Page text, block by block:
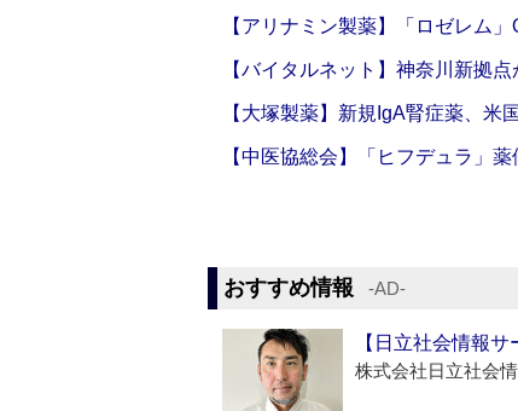
【アリナミン製薬】「ロゼレム
【バイタルネット】神奈川新拠
【大塚製薬】新規IgA腎症薬、米
【中医協総会】「ヒフデュラ」
おすすめ情報 ‐AD‐
【日立社会情報
株式会社日立社会